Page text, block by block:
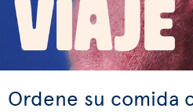
Ordene su comida